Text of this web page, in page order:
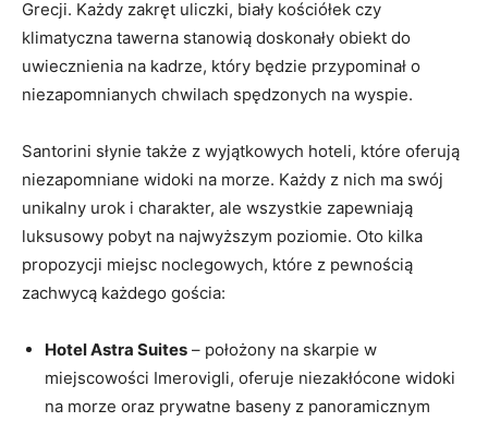
⁣Grecji. Każdy zakręt uliczki, biały kościółek czy
klimatyczna tawerna stanowią doskonały obiekt do
uwiecznienia na ​kadrze,⁤ który ⁢będzie przypominał ​o⁤
niezapomnianych chwilach spędzonych‌ na ​wyspie.
Santorini ⁢słynie ‌także z wyjątkowych hoteli, które oferują
niezapomniane widoki na morze. Każdy z nich ma swój
‍unikalny urok i ​charakter, ale ⁢wszystkie zapewniają
luksusowy‌ pobyt ‍na najwyższym poziomie. ⁤Oto kilka
propozycji miejsc noclegowych, które z pewnością
zachwycą każdego ⁣gościa:
Hotel Astra Suites ⁣–⁤ położony na skarpie w
miejscowości Imerovigli, oferuje niezakłócone widoki
na morze oraz prywatne⁢ baseny z panoramicznym